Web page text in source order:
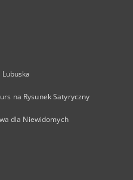
na Rysunek Satyryczny
dla Niewidomych